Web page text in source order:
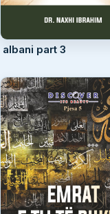
albani part 3